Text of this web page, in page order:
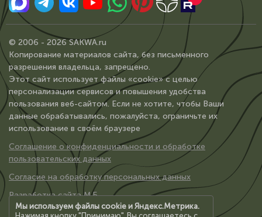
© 2006 - 2026 SAKWA.ru
Копирование материалов сайта, без письменного
разрешения владельца, запрещено.
Этот сайт использует файлы «cookie» с целью
персонализации сервисов и повышения удобства
пользования веб-сайтом. Если не хотите, чтобы Ваши
данные обрабатывались, пожалуйста, ограничьте их
использование в своём браузере
Соглашение о конфиденциальности и обработке
пользовательских данных
Согласие на обработку персональных данных
Разработка сайта М.Б.
Мы используем файлы cookie и Яндекс.Метрика.